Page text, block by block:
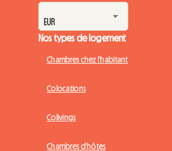
Nos types de logement
Chambres chez l'habitant
Colocations
Colivings
Chambres d'hôtes